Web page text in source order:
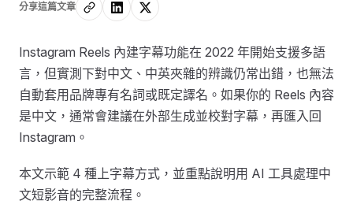
分享這篇文章
Instagram Reels 內建字幕功能在 2022 年開始支援多語
言，但實測下對中文、中英夾雜的辨識仍常出錯，也無法
自動套用品牌專有名詞或既定譯名。如果你的 Reels 內容
是中文，通常會建議在外部生成並校對字幕，再匯入回
Instagram。
本文示範 4 種上字幕方式，並重點說明用 AI 工具處理中
文短影音的完整流程。